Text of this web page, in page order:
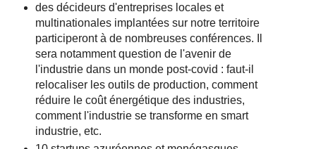
des décideurs d'entreprises locales et
multinationales implantées sur notre territoire
participeront à de nombreuses conférences. Il
sera notamment question de l'avenir de
l'industrie dans un monde post-covid : faut-il
relocaliser les outils de production, comment
réduire le coût énergétique des industries,
comment l'industrie se transforme en smart
industrie, etc.